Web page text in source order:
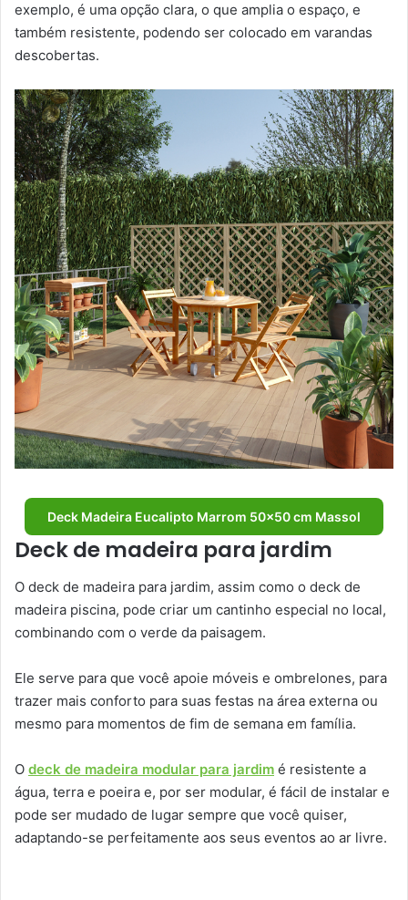
exemplo, é uma opção clara, o que amplia o espaço, e
também resistente, podendo ser colocado em varandas
descobertas.
Deck Madeira Eucalipto Marrom 50×50 cm Massol
Deck de madeira para jardim
O deck de madeira para jardim, assim como o deck de
madeira piscina, pode criar um cantinho especial no local,
combinando com o verde da paisagem.
Ele serve para que você apoie móveis e ombrelones, para
trazer mais conforto para suas festas na área externa ou
mesmo para momentos de fim de semana em família.
O deck de madeira modular para jardim é resistente a
água, terra e poeira e, por ser modular, é fácil de instalar e
pode ser mudado de lugar sempre que você quiser,
adaptando-se perfeitamente aos seus eventos ao ar livre.